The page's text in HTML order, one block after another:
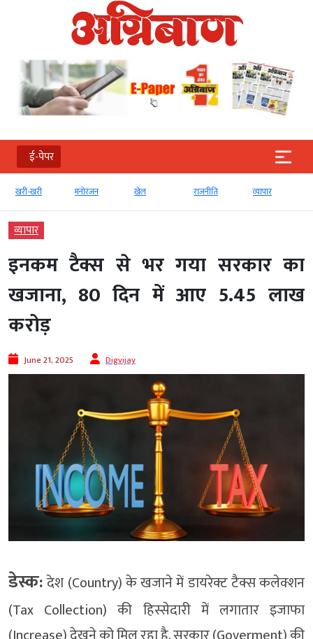
ई-पेपर
खरी-खरी मनोरंजन खेल राजनीति व्‍यापार
व्‍यापार
इनकम टैक्स से भर गया सरकार का
खजाना, 80 दिन में आए 5.45 लाख
करोड़
June 21, 2025 Digvijay
डेस्क:देश (Country) के खजाने में डायरेक्ट टैक्स कलेक्शन
(Tax Collection) की हिस्सेदारी में लगातार इजाफा